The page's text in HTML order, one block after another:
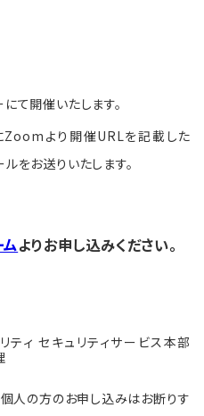
て開催いたします。
Zoomより開催URLを記載した
をお送りいたします。
よりお申し込みください。
ティ セキュリティサービス本部
人の方のお申し込みはお断りす